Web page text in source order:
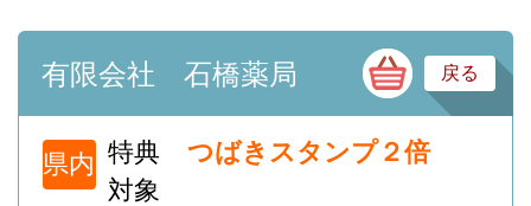
有限会社 石橋薬局 買
戻る
県内 特典
つばきスタンプ２倍
対象